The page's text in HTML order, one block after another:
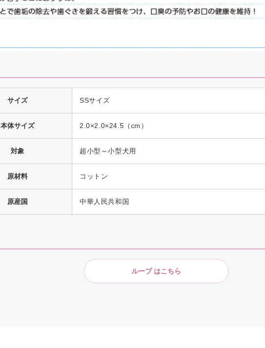
サイズ SSサイズ
本体サイズ 2.0×2.0×24.5（cm）
対象 超小型～小型犬用
原材料 コットン
原産国 中華人民共和国
ループ はこちら